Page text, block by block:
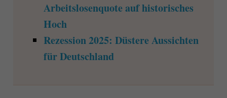
Arbeitslosenquote auf historisches
Hoch
Rezession 2025: Düstere Aussichten
für Deutschland